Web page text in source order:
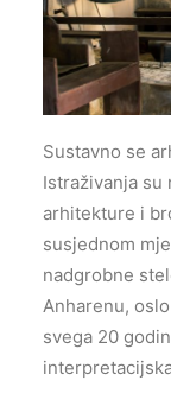
Sustavno se
Istraživanja su
arhitekture i
susjednom
nadgrobne
Anharenu,
svega 20